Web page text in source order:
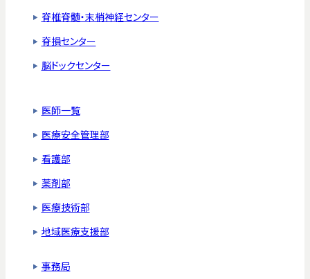
脊椎脊髄・末梢神経センター
脊損センター
脳ドックセンター
医師一覧
医療安全管理部
看護部
薬剤部
医療技術部
地域医療支援部
事務局